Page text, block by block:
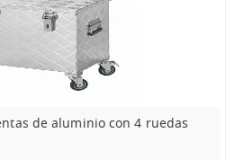
de aluminio con 4 ruedas